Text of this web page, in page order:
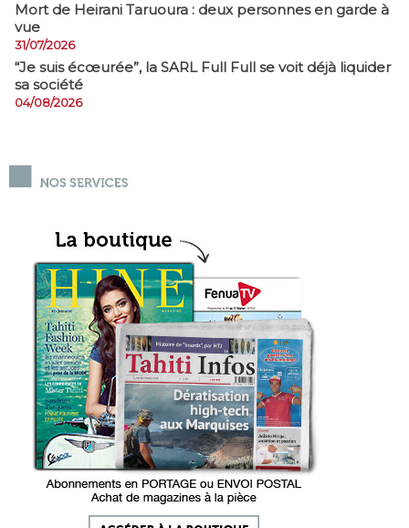
Mort de Heirani Taruoura : deux personnes en garde à
vue
31/07/2026
​“Je suis écœurée”, la SARL Full Full se voit déjà liquider
sa société
04/08/2026